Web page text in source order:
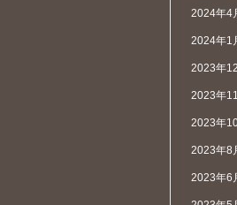
2024年4
2024年1
2023年
2023年
2023年
2023年8
2023年6